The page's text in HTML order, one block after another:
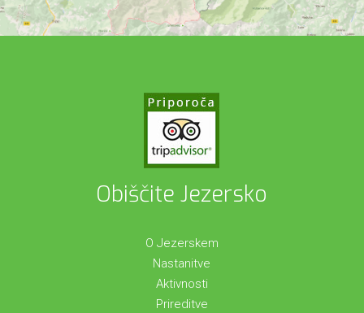
Obiščite Jezersko
O Jezerskem
Nastanitve
Aktivnosti
Prireditve